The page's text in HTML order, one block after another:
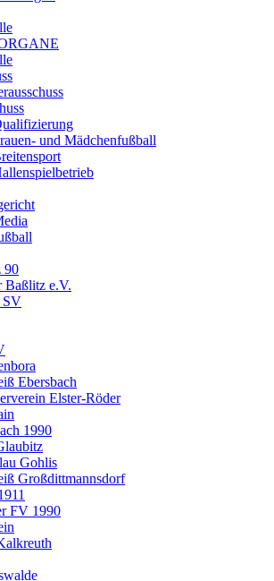
und Mädchenfußball
90
Baßlitz e.V.
SV
Ebersbach
Elster-Röder
1990
Gohlis
Großdittmannsdorf
FV 1990